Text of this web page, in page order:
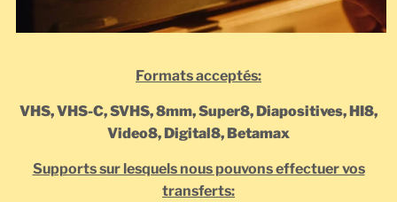
Formats acceptés:
VHS, VHS-C, SVHS, 8mm, Super8, Diapositives, HI8,
Video8, Digital8, Betamax
Supports sur lesquels nous pouvons effectuer vos
transferts: